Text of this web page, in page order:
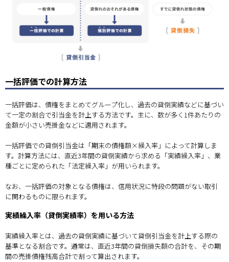
一括評価での計算方法
一括評価は、債権をまとめてグループ化し、過去の貸倒実績などに基づい
て一定の割合で引当金を計上する方法です。主に、数が多く1件あたりの
金額が小さい売掛金などに適用されます。
一括評価での貸倒引当金は「期末の債権額×繰入率」によって計算しま
す。計算方法には、直近3年間の貸倒実績から求める「実績繰入率」、業
種ごとに定められた「法定繰入率」が用いられます。
なお、一括評価の対象となる債権は、信用状況に特段の問題がない取引
に関わるものに限られます。
実績繰入率（貸倒実績率）を用いる方法
実績繰入率とは、過去の貸倒実績に基づいて貸倒引当金を計上する際の
基準となる割合です。通常は、直近3年間の貸倒損失額の合計を、その期
間の売掛債権残高合計で割って算出されます。